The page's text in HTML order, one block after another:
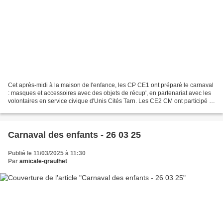
Cet après-midi à la maison de l'enfance, les CP CE1 ont préparé le carnaval
: masques et accessoires avec des objets de récup', en partenariat avec les
volontaires en service civique d'Unis Cités Tarn. Les CE2 CM ont participé à
Carnaval des enfants - 26 03 25
Publié le 11/03/2025 à 11:30
Par amicale-graulhet